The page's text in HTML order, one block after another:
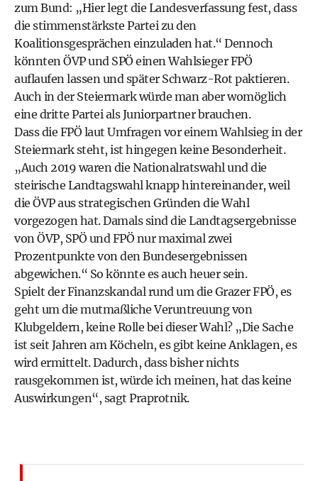
zum Bund: „Hier legt die Landesverfassung fest, dass
die stimmenstärkste Partei zu den
Koalitionsgesprächen einzuladen hat.“ Dennoch
könnten ÖVP und SPÖ einen Wahlsieger FPÖ
auflaufen lassen und später Schwarz-Rot paktieren.
Auch in der Steiermark würde man aber womöglich
eine dritte Partei als Juniorpartner brauchen.
Dass die FPÖ laut Umfragen vor einem Wahlsieg in der
Steiermark steht, ist hingegen keine Besonderheit.
„Auch 2019 waren die Nationalratswahl und die
steirische Landtagswahl knapp hintereinander, weil
die ÖVP aus strategischen Gründen die Wahl
vorgezogen hat. Damals sind die Landtagsergebnisse
von ÖVP, SPÖ und FPÖ nur maximal zwei
Prozentpunkte von den Bundesergebnissen
abgewichen.“ So könnte es auch heuer sein.
Spielt der Finanzskandal rund um die Grazer FPÖ, es
geht um die mutmaß­liche Veruntreuung von
Klubgeldern, keine Rolle bei dieser Wahl? „Die Sache
ist seit Jahren am Köcheln, es gibt keine Anklagen, es
wird ermittelt. Dadurch, dass bisher nichts
rausgekommen ist, würde ich meinen, hat das keine
Auswirkungen“, sagt Praprotnik.